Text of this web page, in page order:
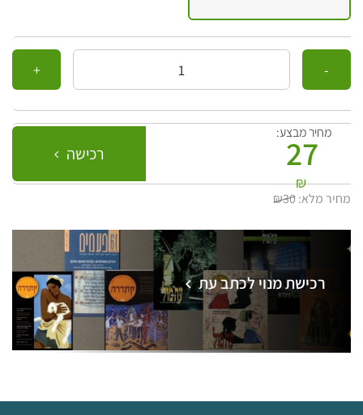
כמות
מחיר מבצע:
27
₪
רכישה
מחיר מלא:₪30
רכישת מנוי לכתב עת